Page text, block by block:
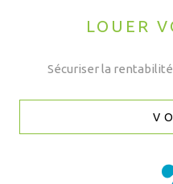
LOUER
Sécuriser la